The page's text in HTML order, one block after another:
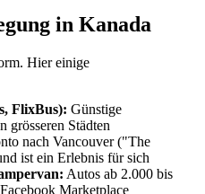
in Kanada
Hier einige
FlixBus): Günstige
grösseren Städten
nach Vancouver ("The
ist ein Erlebnis für sich
Autos ab 2.000 bis
Marketplace